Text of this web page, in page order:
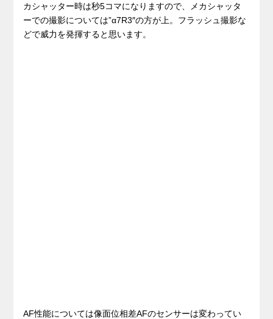
カシャッター時は秒5コマになりますので、メカシャッタ
ーでの撮影については”α7R3″の方が上。フラッシュ撮影な
どで威力を発揮すると思います。
AF性能については像面位相差AFのセンサーは変わってい